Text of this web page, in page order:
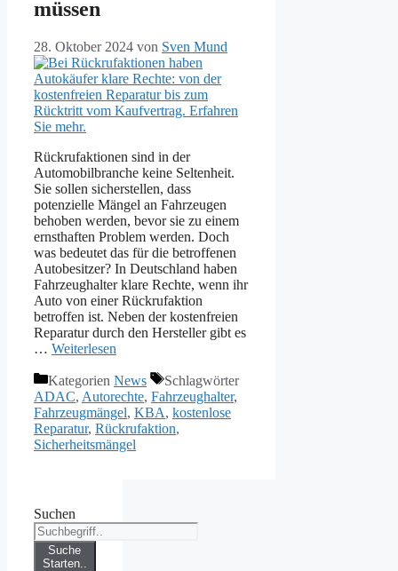
müssen
28. Oktober 2024 von Sven Mund
Rückrufaktionen sind in der
Automobilbranche keine Seltenheit.
Sie sollen sicherstellen, dass
potenzielle Mängel an Fahrzeugen
behoben werden, bevor sie zu einem
ernsthaften Problem werden. Doch
was bedeutet das für die betroffenen
Autobesitzer? In Deutschland haben
Fahrzeughalter klare Rechte, wenn ihr
Auto von einer Rückrufaktion
betroffen ist. Neben der kostenfreien
Reparatur durch den Hersteller gibt es
… Weiterlesen
Kategorien News
Schlagwörter
ADAC, Autorechte, Fahrzeughalter,
Fahrzeugmängel, KBA, kostenlose
Reparatur, Rückrufaktion,
Sicherheitsmängel
Suchen
Suche
Starten..